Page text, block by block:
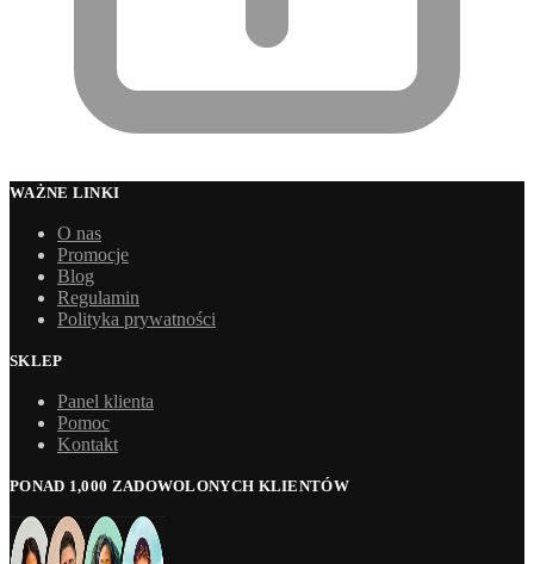
WAŻNE LINKI
O nas
Promocje
Blog
Regulamin
Polityka prywatności
SKLEP
Panel klienta
Pomoc
Kontakt
PONAD 1,000 ZADOWOLONYCH KLIENTÓW